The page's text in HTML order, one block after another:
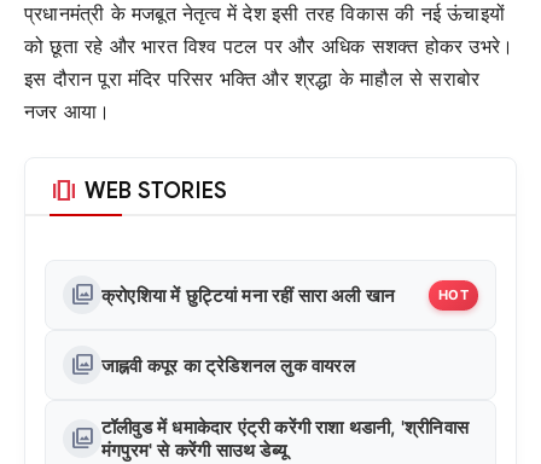
प्रधानमंत्री के मजबूत नेतृत्व में देश इसी तरह विकास की नई ऊंचाइयों
को छूता रहे और भारत विश्व पटल पर और अधिक सशक्त होकर उभरे।
इस दौरान पूरा मंदिर परिसर भक्ति और श्रद्धा के माहौल से सराबोर
नजर आया।
amp_stories WEB STORIES
photo_library क्रोएशिया में छुट्टियां मना रहीं सारा अली खान HOT
photo_library जाह्नवी कपूर का ट्रेडिशनल लुक वायरल
photo_library टॉलीवुड में धमाकेदार एंट्री करेंगी राशा थडानी, 'श्रीनिवास
मंगपुरम' से करेंगी साउथ डेब्यू